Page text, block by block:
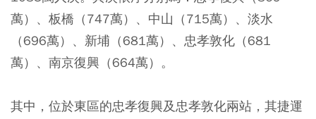
萬）、板橋（747萬）、中山（715萬）、淡水
（696萬）、新埔（681萬）、忠孝敦化（681
萬）、南京復興（664萬）。
其中，位於東區的忠孝復興及忠孝敦化兩站，其捷運